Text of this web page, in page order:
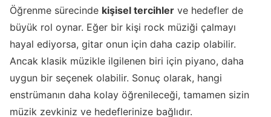
Öğrenme sürecinde kişisel tercihler ve hedefler de
büyük rol oynar. Eğer bir kişi rock müziği çalmayı
hayal ediyorsa, gitar onun için daha cazip olabilir.
Ancak klasik müzikle ilgilenen biri için piyano, daha
uygun bir seçenek olabilir. Sonuç olarak, hangi
enstrümanın daha kolay öğrenileceği, tamamen sizin
müzik zevkiniz ve hedeflerinize bağlıdır.